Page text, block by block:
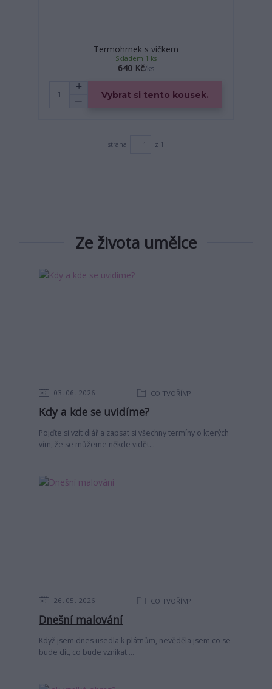
Termohrnek s víčkem
640 Kč/ks
Skladem 1 ks
Vybrat si tento kousek.
strana z 1
Ze života umělce
03 06 2026 CO TVOŘÍM?
Kdy a kde se uvidíme?
Pojďte si vzít diář a zapsat si všechny termíny o kterých
vím, že se můžeme někde vidět...
26 05 2026 CO TVOŘÍM?
Dnešní malování
Když jsem dnes usedla k plátnům, nevěděla jsem co se
bude dít, co bude vznikat....